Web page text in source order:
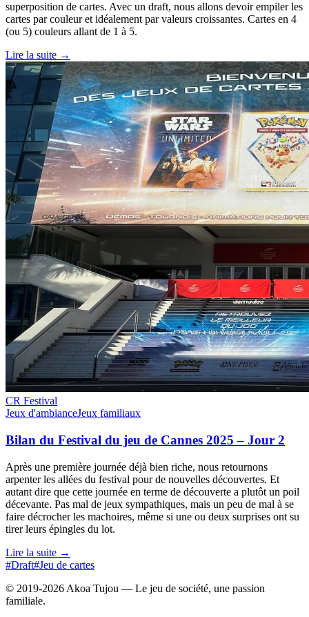
superposition de cartes. Avec un draft, nous allons devoir empiler les
cartes par couleur et idéalement par valeurs croissantes. Cartes en 4
(ou 5) couleurs allant de 1 à 5.
Lire la suite →
CR Festival
Jeux d'ambianceJeux familiaux
Bilan du Festival du jeu de Cannes 2025 – Jour 2
Après une première journée déjà bien riche, nous retournons
arpenter les allées du festival pour de nouvelles découvertes. Et
autant dire que cette journée en terme de découverte a plutôt un poil
décevante. Pas mal de jeux sympathiques, mais un peu de mal à se
faire décrocher les machoires, même si une ou deux surprises ont su
tirer leurs épingles du lot.
Lire la suite →
#Draft#Jeu de cartes
© 2019-2026 Akoa Tujou — Le jeu de société, une passion
familiale.